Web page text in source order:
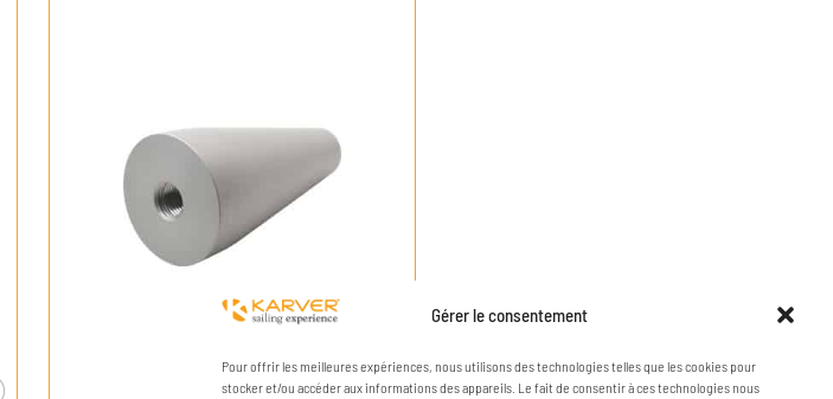
Gérer le consentement
Pour offrir les meilleures expériences, nous utilisons des technologies telles que les cookies pour
stocker et/ou accéder aux informations des appareils. Le fait de consentir à ces technologies nous